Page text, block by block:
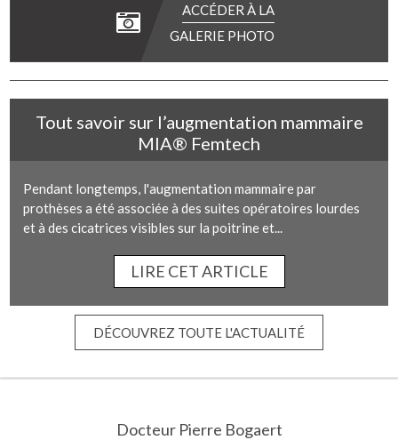
ACCÉDER À LA
GALERIE PHOTO
Tout savoir sur l’augmentation mammaire
MIA® Femtech
Pendant longtemps, l'augmentation mammaire par
prothèses a été associée à des suites opératoires lourdes
et à des cicatrices visibles sur la poitrine et...
LIRE CET ARTICLE
DÉCOUVREZ TOUTE L'ACTUALITÉ
Docteur Pierre Bogaert